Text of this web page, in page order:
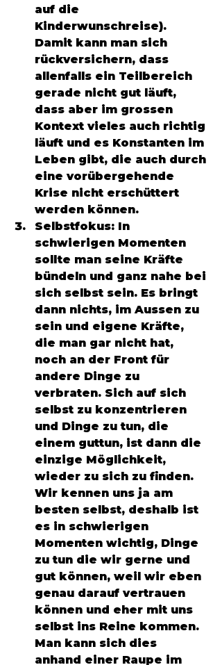
auf die
Kinderwunschreise).
Damit kann man sich
rückversichern, dass
allenfalls ein Teilbereich
gerade nicht gut läuft,
dass aber im grossen
Kontext vieles auch richtig
läuft und es Konstanten im
Leben gibt, die auch durch
eine vorübergehende
Krise nicht erschüttert
werden können.
Selbstfokus: In
schwierigen Momenten
sollte man seine Kräfte
bündeln und ganz nahe bei
sich selbst sein. Es bringt
dann nichts, im Aussen zu
sein und eigene Kräfte,
die man gar nicht hat,
noch an der Front für
andere Dinge zu
verbraten. Sich auf sich
selbst zu konzentrieren
und Dinge zu tun, die
einem guttun, ist dann die
einzige Möglichkeit,
wieder zu sich zu finden.
Wir kennen uns ja am
besten selbst, deshalb ist
es in schwierigen
Momenten wichtig, Dinge
zu tun die wir gerne und
gut können, weil wir eben
genau darauf vertrauen
können und eher mit uns
selbst ins Reine kommen.
Man kann sich dies
anhand einer Raupe im